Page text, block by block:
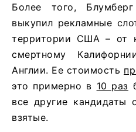
Более того,
выкупил рекламные
территории США – от
смертному
Англии. Ее стоимость
это примерно в 10 раз
все другие кандидаты
взятые.